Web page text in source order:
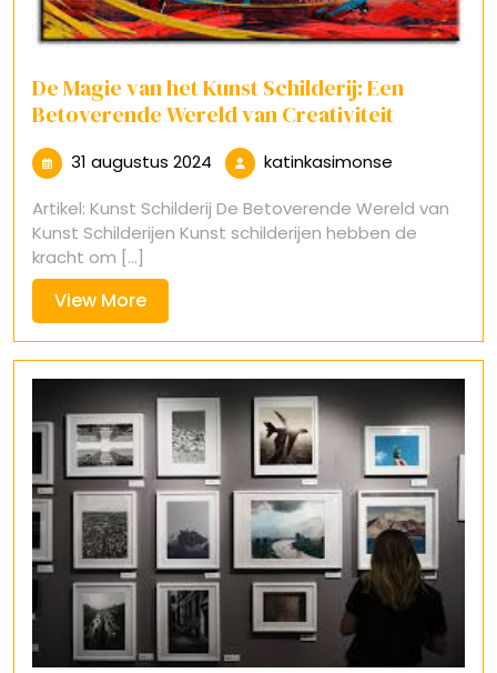
De Magie van het Kunst Schilderij: Een
Betoverende Wereld van Creativiteit
31 augustus 2024 31
augustus
2024
katinkasimonse
Artikel: Kunst Schilderij De Betoverende Wereld van
Kunst Schilderijen Kunst schilderijen hebben de
kracht om [...]
View MoreView
More